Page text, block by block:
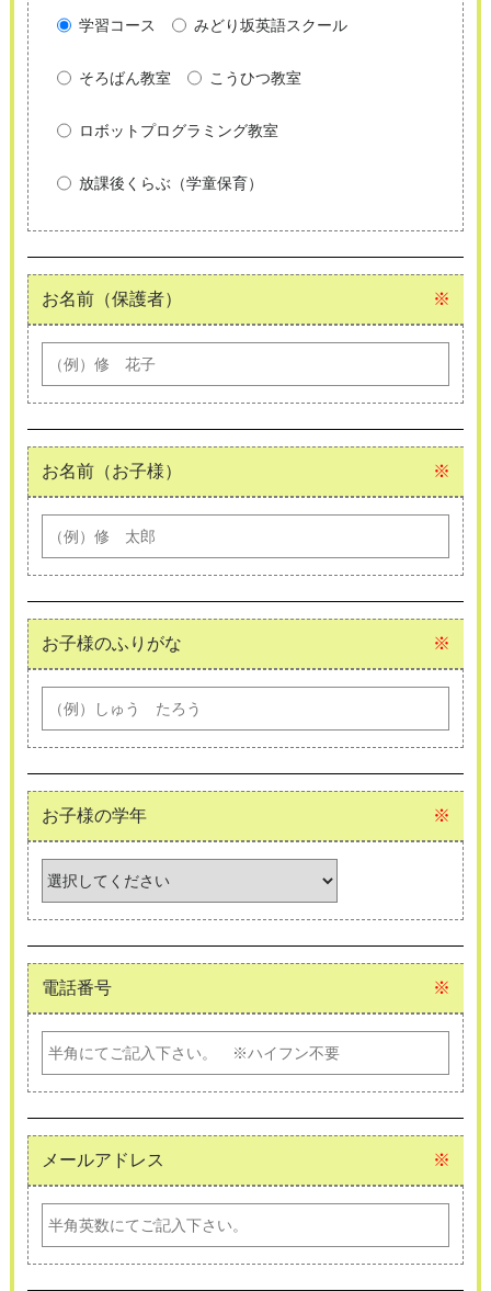
学習コース みどり坂英語スクール
そろばん教室 こうひつ教室
ロボットプログラミング教室
放課後くらぶ（学童保育）
お名前（保護者） ※
お名前（お子様） ※
お子様のふりがな ※
お子様の学年 ※
電話番号 ※
メールアドレス ※